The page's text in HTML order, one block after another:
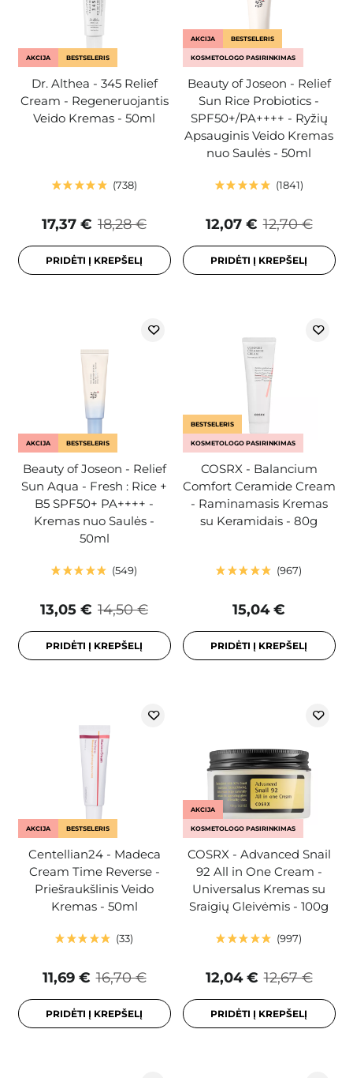
AKCIJA BESTSELERIS
Dr. Althea - 345 Relief
Cream - Regeneruojantis
Veido Kremas - 50ml
738
18,28 €
17,37 €
PRIDĖTI Į KREPŠELĮ
AKCIJA BESTSELERIS
KOSMETOLOGO PASIRINKIMAS
Beauty of Joseon - Relief
Sun Rice Probiotics -
SPF50+/PA++++ - Ryžių
Apsauginis Veido Kremas
nuo Saulės - 50ml
1841
12,70 €
12,07 €
PRIDĖTI Į KREPŠELĮ
AKCIJA BESTSELERIS
Beauty of Joseon - Relief
Sun Aqua - Fresh : Rice +
B5 SPF50+ PA++++ -
Kremas nuo Saulės -
50ml
549
14,50 €
13,05 €
PRIDĖTI Į KREPŠELĮ
BESTSELERIS
KOSMETOLOGO PASIRINKIMAS
COSRX - Balancium
Comfort Ceramide Cream
- Raminamasis Kremas
su Keramidais - 80g
967
15,04 €
PRIDĖTI Į KREPŠELĮ
AKCIJA BESTSELERIS
Centellian24 - Madeca
Cream Time Reverse -
Priešraukšlinis Veido
Kremas - 50ml
33
16,70 €
11,69 €
PRIDĖTI Į KREPŠELĮ
AKCIJA
KOSMETOLOGO PASIRINKIMAS
COSRX - Advanced Snail
92 All in One Cream -
Universalus Kremas su
Sraigių Gleivėmis - 100g
997
12,67 €
12,04 €
PRIDĖTI Į KREPŠELĮ